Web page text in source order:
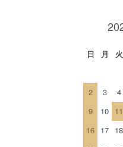
日 月 火
2
3 4
9
10 11
16 17 18